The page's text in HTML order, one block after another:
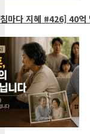
마다 지혜 #426] 40억